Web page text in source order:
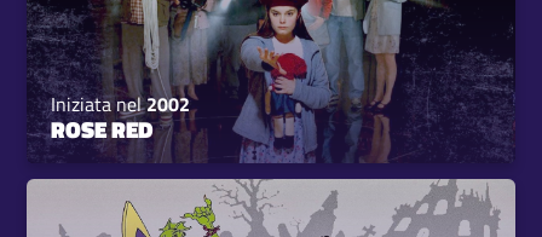
Iniziata nel2002
ROSE RED